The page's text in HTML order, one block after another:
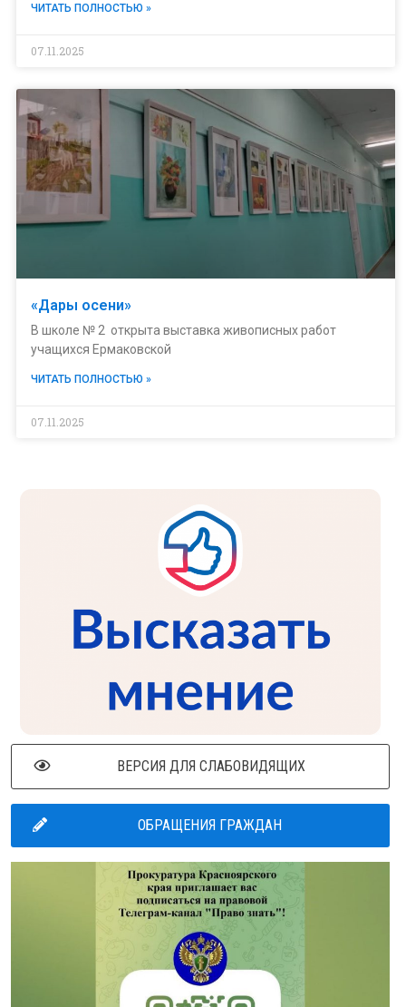
ЧИТАТЬ ПОЛНОСТЬЮ »
07.11.2025
«Дары осени»
В школе № 2 открыта выставка живописных работ
учащихся Ермаковской
ЧИТАТЬ ПОЛНОСТЬЮ »
07.11.2025
ВЕРСИЯ ДЛЯ СЛАБОВИДЯЩИХ
ОБРАЩЕНИЯ ГРАЖДАН